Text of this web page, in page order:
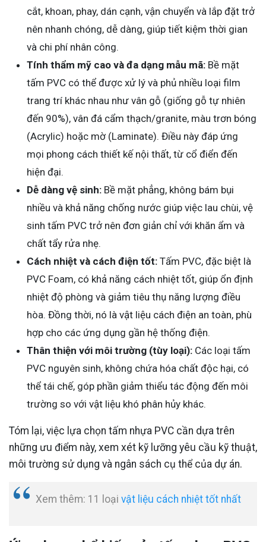
cắt, khoan, phay, dán cạnh, vận chuyển và lắp đặt trở
nên nhanh chóng, dễ dàng, giúp tiết kiệm thời gian
và chi phí nhân công.
Tính thẩm mỹ cao và đa dạng mẫu mã: Bề mặt
tấm PVC có thể được xử lý và phủ nhiều loại film
trang trí khác nhau như vân gỗ (giống gỗ tự nhiên
đến 90%), vân đá cẩm thạch/granite, màu trơn bóng
(Acrylic) hoặc mờ (Laminate). Điều này đáp ứng
mọi phong cách thiết kế nội thất, từ cổ điển đến
hiện đại.
Dễ dàng vệ sinh: Bề mặt phẳng, không bám bụi
nhiều và khả năng chống nước giúp việc lau chùi, vệ
sinh tấm PVC trở nên đơn giản chỉ với khăn ẩm và
chất tẩy rửa nhẹ.
Cách nhiệt và cách điện tốt: Tấm PVC, đặc biệt là
PVC Foam, có khả năng cách nhiệt tốt, giúp ổn định
nhiệt độ phòng và giảm tiêu thụ năng lượng điều
hòa. Đồng thời, nó là vật liệu cách điện an toàn, phù
hợp cho các ứng dụng gần hệ thống điện.
Thân thiện với môi trường (tùy loại): Các loại tấm
PVC nguyên sinh, không chứa hóa chất độc hại, có
thể tái chế, góp phần giảm thiểu tác động đến môi
trường so với vật liệu khó phân hủy khác.
Tóm lại, việc lựa chọn tấm nhựa PVC cần dựa trên
những ưu điểm này, xem xét kỹ lưỡng yêu cầu kỹ thuật,
môi trường sử dụng và ngân sách cụ thể của dự án.
Xem thêm: 11 loại vật liệu cách nhiệt tốt nhất